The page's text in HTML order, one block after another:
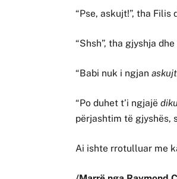
“Pse, askujt!”, tha
“Shsh”, tha gjyshja
“Babi nuk i ngjanaskujt
“Po duhet t’i ngjajë
përjashtim të gjyshës,
Ai ishte rrotulluar me